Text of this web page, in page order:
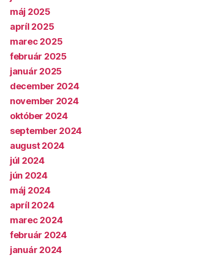
máj 2025
apríl 2025
marec 2025
február 2025
január 2025
december 2024
november 2024
október 2024
september 2024
august 2024
júl 2024
jún 2024
máj 2024
apríl 2024
marec 2024
február 2024
január 2024